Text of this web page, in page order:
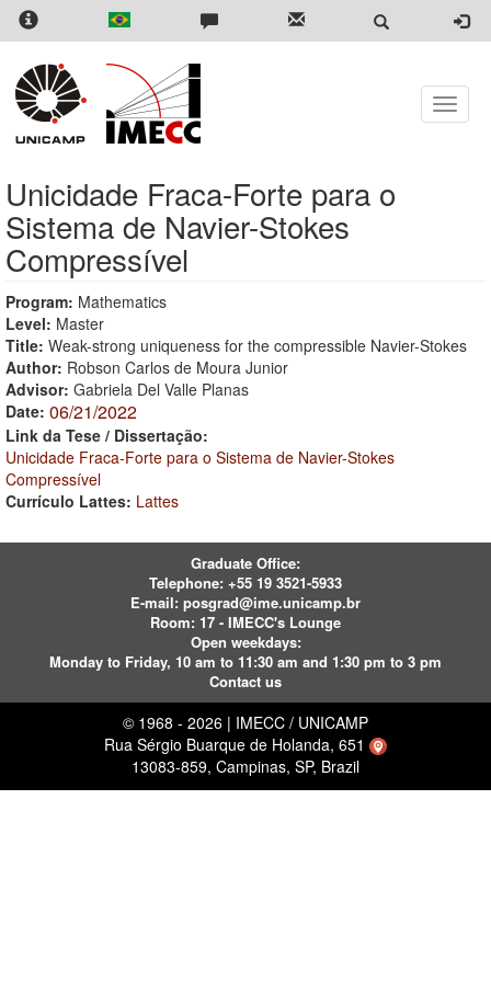
Skip
content
Toggle
Unicidade Fraca-Forte para o
Sistema de Navier-Stokes
Compressível
Program: Mathematics
Level: Master
Title: Weak-strong uniqueness for the compressible Navier-Stokes
Author: Robson Carlos de Moura Junior
Advisor: Gabriela Del Valle Planas
Date: 06/21/2022
Link da Tese / Dissertação:
Unicidade Fraca-Forte para o Sistema de Navier-Stokes
Compressível
Currículo Lattes: Lattes
Graduate Office:
Telephone: +55 19 3521-5933
E-mail: posgrad@ime.unicamp.br
Room: 17 - IMECC's Lounge
Open weekdays:
Monday to Friday, 10 am to 11:30 am and 1:30 pm to 3 pm
Contact us
© 1968 - 2026 | IMECC / UNICAMP
Rua Sérgio Buarque de Holanda, 651
13083-859, Campinas, SP, Brazil